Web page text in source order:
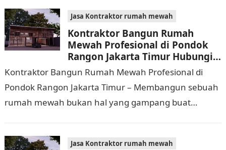
Jasa Kontraktor rumah mewah
Kontraktor Bangun Rumah
Mewah Profesional di Pondok
Rangon Jakarta Timur Hubungi
0811 9933 588
Kontraktor Bangun Rumah Mewah Profesional di
Pondok Rangon Jakarta Timur – Membangun sebuah
rumah mewah bukan hal yang gampang buat
Jasa Kontraktor rumah mewah